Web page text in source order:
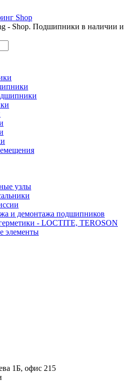
- Shop. Подшипники в наличии и
узлы
и демонтажа подшипников
- LOCTITE, TEROSON
элементы
1Б, офис 215